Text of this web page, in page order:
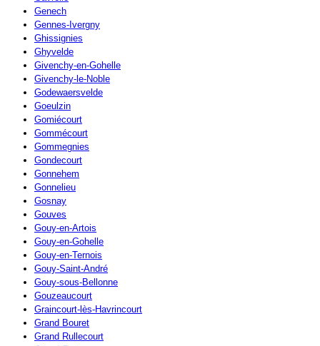
Genech
Gennes-Ivergny
Ghissignies
Ghyvelde
Givenchy-en-Gohelle
Givenchy-le-Noble
Godewaersvelde
Goeulzin
Gomiécourt
Gommécourt
Gommegnies
Gondecourt
Gonnehem
Gonnelieu
Gosnay
Gouves
Gouy-en-Artois
Gouy-en-Gohelle
Gouy-en-Ternois
Gouy-Saint-André
Gouy-sous-Bellonne
Gouzeaucourt
Graincourt-lès-Havrincourt
Grand Bouret
Grand Rullecourt